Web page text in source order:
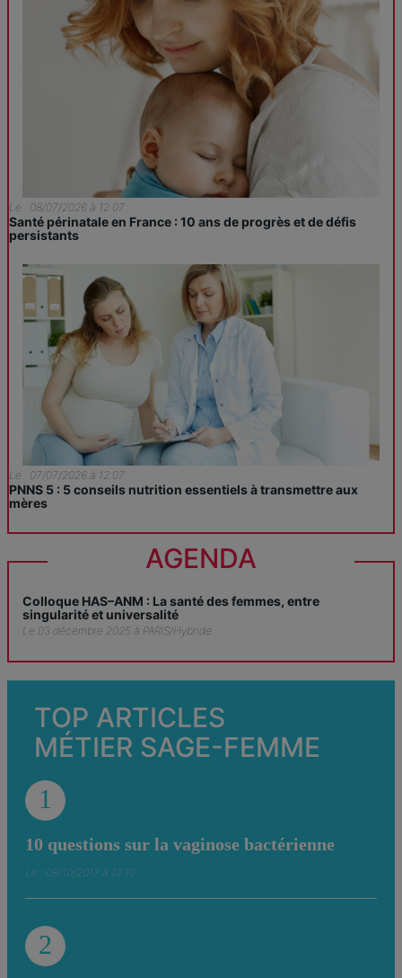
Le : 08/07/2026 à 12:07
Santé périnatale en France : 10 ans de progrès et de défis
persistants
Le : 07/07/2026 à 12:07
PNNS 5 : 5 conseils nutrition essentiels à transmettre aux
mères
AGENDA
Colloque HAS–ANM : La santé des femmes, entre
singularité et universalité
Le 03 décembre 2025 à PARIS/Hybride
TOP ARTICLES
MÉTIER SAGE-FEMME
1
10 questions sur la vaginose bactérienne
Le : 08/10/2017 à 12:10
2